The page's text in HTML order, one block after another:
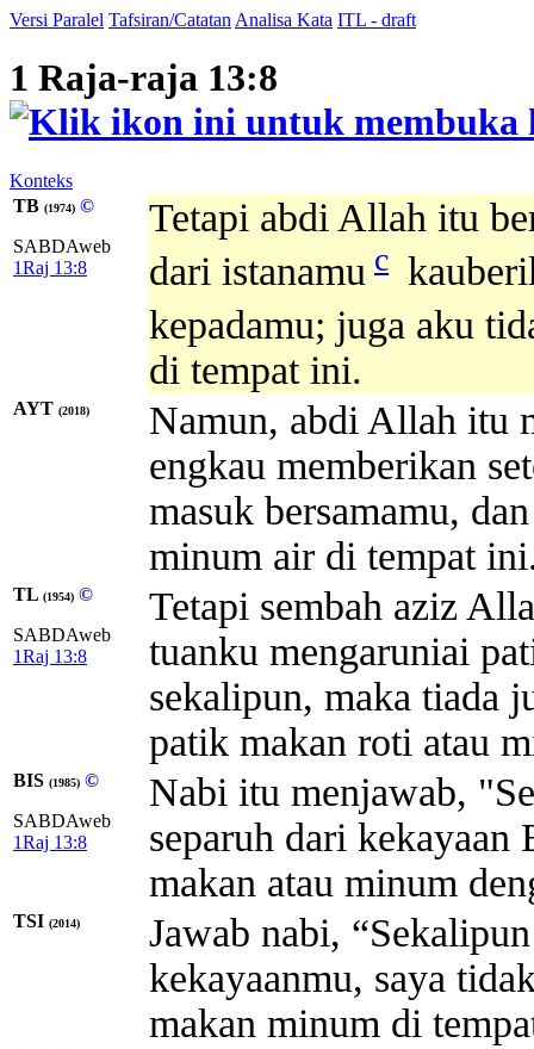
Versi Paralel Tafsiran/Catatan Analisa Kata ITL - draft
1 Raja-raja 13:8
Konteks
TB (1974) ©
SABDAweb
1Raj 13:8
Tetapi abdi Allah itu
dari istanamu c
kepadamu; juga aku
di tempat ini.
AYT (2018)
Namun, abdi Allah itu
engkau memberikan
masuk bersamamu,
minum air di tempat
TL (1954) ©
SABDAweb
1Raj 13:8
Tetapi sembah aziz
tuanku mengaruniai
sekalipun, maka tiada
patik makan roti atau
BIS (1985) ©
SABDAweb
1Raj 13:8
Nabi itu menjawab,
separuh dari
makan atau minum
TSI (2014)
Jawab nabi,
kekayaanmu, saya
makan minum di